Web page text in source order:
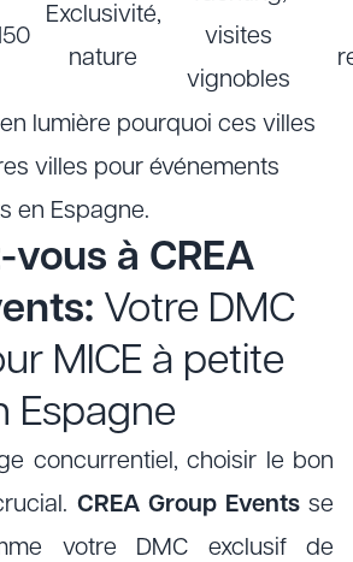
Exclusivité,
nature
visites
vignobles
lumière pourquoi ces villes
villes pour événements
en Espagne.
à CREA
Votre DMC
MICE à petite
Espagne
concurrentiel, choisir le bon
CREA Group Eventsse
votre DMC exclusif de